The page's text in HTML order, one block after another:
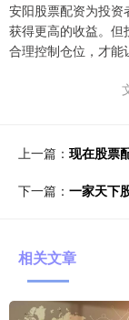
安阳股票配资为投资
获得更高的收益。但
合理控制仓位，才能
上一篇： 现在股票
下一篇： 一家天下
相关文章